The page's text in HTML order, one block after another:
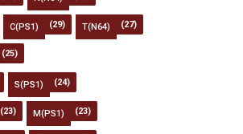
C(PS1) (29) T(N64) (27)
(25)
S(PS1) (24)
(23) M(PS1) (23)